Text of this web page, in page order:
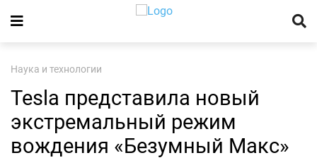
Наука и технологии
Tesla представила новый
экстремальный режим
вождения «Безумный Макс»